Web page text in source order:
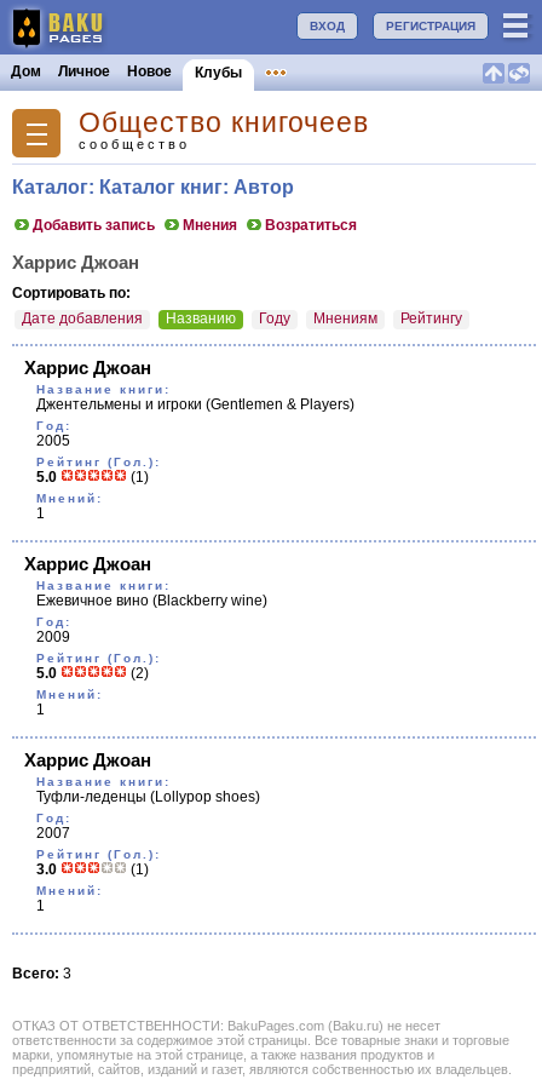
РЕГИСТРАЦИЯ
ВХОД
Дом Личное Новое Клубы
Общество книгочеев
сообщество
Каталог: Каталог книг: Автор
Добавить запись Мнения Возратиться
Харрис Джоан
Сортировать по:
Дате добавления
Названию Году Мнениям Рейтингу
Харрис Джоан
Название книги:
Джентельмены и игроки (Gentlemen & Players)
Год:
2005
Рейтинг (Гол.):
5.0 (1)
Мнений:
1
Харрис Джоан
Название книги:
Ежевичное вино (Blackberry wine)
Год:
2009
Рейтинг (Гол.):
5.0 (2)
Мнений:
1
Харрис Джоан
Название книги:
Туфли-леденцы (Lollypop shoes)
Год:
2007
Рейтинг (Гол.):
3.0 (1)
Мнений:
1
Всего: 3
ОТКАЗ ОТ ОТВЕТСТВЕННОСТИ: BakuPages.com (Baku.ru) не несет
ответственности за содержимое этой страницы. Все товарные знаки и торговые
марки, упомянутые на этой странице, а также названия продуктов и
предприятий, сайтов, изданий и газет, являются собственностью их владельцев.